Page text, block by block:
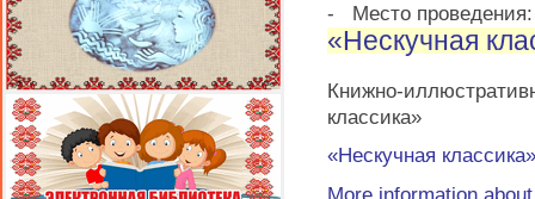
-
Место
«Нескучная
Книжно-
классика»
«Нескучная классика»